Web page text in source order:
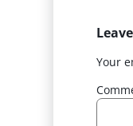
Your